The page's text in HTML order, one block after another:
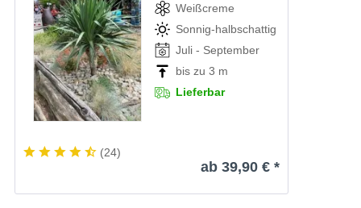
Weißcreme
Sonnig-halbschattig
Juli - September
bis zu 3 m
Lieferbar
(24)
ab 39,90 € *